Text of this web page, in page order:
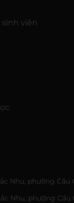
sinh viên
Nhu, phường Cầu
Nhu, phường Cầu